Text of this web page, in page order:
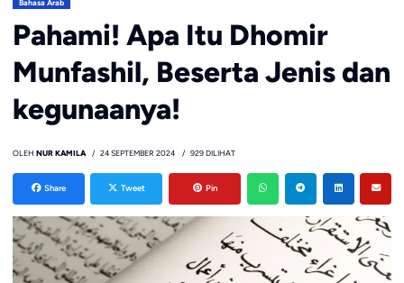
Bahasa Arab
Pahami! Apa Itu Dhomir
Munfashil, Beserta Jenis dan
kegunaanya!
OLEH NUR KAMILA 24 SEPTEMBER 2024 929 DILIHAT
Share Tweet Pin